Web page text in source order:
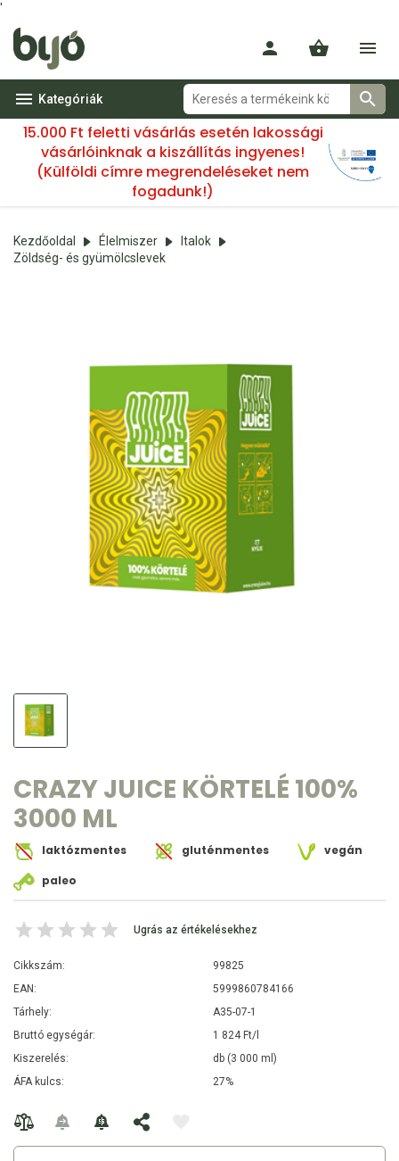
'
Kategóriák
15.000 Ft feletti vásárlás esetén lakossági
vásárlóinknak a kiszállítás ingyenes!
(Külföldi címre megrendeléseket nem
fogadunk!)
Kezdőoldal Élelmiszer
Italok
Zöldség- és gyümölcslevek
CRAZY JUICE KÖRTELÉ 100%
3000 ML
laktózmentes gluténmentes
vegán
paleo
Ugrás az értékelésekhez
Cikkszám:
99825
EAN:
5999860784166
Tárhely:
A35-07-1
Bruttó egységár:
1 824 Ft/l
Kiszerelés:
db (3 000 ml)
ÁFA kulcs:
27%